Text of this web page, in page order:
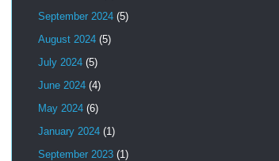
September 2024 (5)
August 2024 (5)
July 2024 (5)
June 2024 (4)
May 2024 (6)
January 2024 (1)
September 2023 (1)